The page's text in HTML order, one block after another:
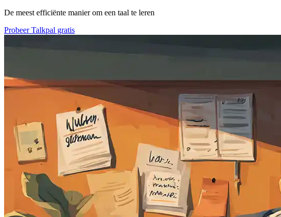
De meest efficiënte manier om een taal te leren
Probeer Talkpal gratis